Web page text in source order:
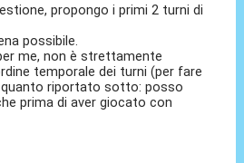
propongo i primi 2 turni di
possibile.
me, non è strettamente
temporale dei turni (per fare
quanto riportato sotto: posso
prima di aver giocato con